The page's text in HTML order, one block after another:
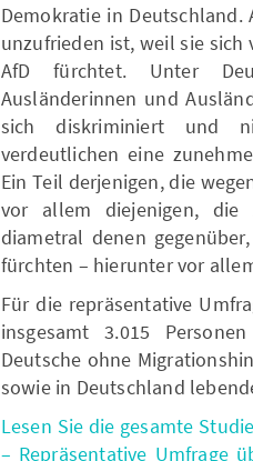
Demokratie in Deutschland.
unzufrieden ist, weil sie sich
AfD fürchtet. Unter
Ausländerinnen und
sich diskriminiert und
verdeutlichen eine
Ein Teil derjenigen, die
vor allem diejenigen, die
diametral denen
fürchten – hierunter vor
Für die repräsentative
insgesamt 3.015
Deutsche ohne
sowie in Deutschland
Lesen Sie die gesamte
– Repräsentative Umfrage